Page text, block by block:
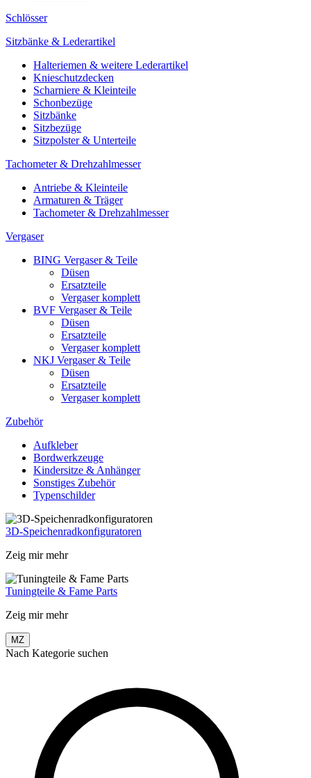
Schlösser
Sitzbänke & Lederartikel
Halteriemen & weitere Lederartikel
Knieschutzdecken
Scharniere & Kleinteile
Schonbezüge
Sitzbänke
Sitzbezüge
Sitzpolster & Unterteile
Tachometer & Drehzahlmesser
Antriebe & Kleinteile
Armaturen & Träger
Tachometer & Drehzahlmesser
Vergaser
BING Vergaser & Teile
Düsen
Ersatzteile
Vergaser komplett
BVF Vergaser & Teile
Düsen
Ersatzteile
Vergaser komplett
NKJ Vergaser & Teile
Düsen
Ersatzteile
Vergaser komplett
Zubehör
Aufkleber
Bordwerkzeuge
Kindersitze & Anhänger
Sonstiges Zubehör
Typenschilder
3D-Speichenradkonfiguratoren
Zeig mir mehr
Tuningteile & Fame Parts
Zeig mir mehr
MZ
Nach Kategorie suchen